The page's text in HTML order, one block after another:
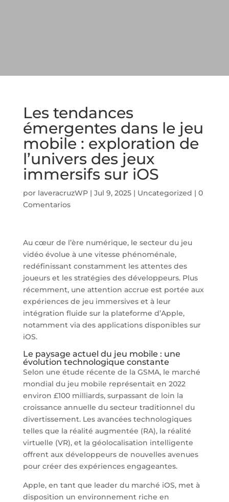
Les tendances
émergentes dans le jeu
mobile : exploration de
l’univers des jeux
immersifs sur iOS
por laveracruzWP| Jul 9, 2025| Uncategorized | 0
Comentarios
Au cœur de l’ère numérique, le secteur du jeu
vidéo évolue à une vitesse phénoménale,
redéfinissant constamment les attentes des
joueurs et les stratégies des développeurs. Plus
récemment, une attention accrue est portée aux
expériences de jeu immersives et à leur
intégration fluide sur la plateforme d’Apple,
notamment via des applications disponibles sur
iOS.
Le paysage actuel du jeu mobile : une
évolution technologique constante
Selon une étude récente de la GSMA, le marché
mondial du jeu mobile représentait en 2022
environ £100 milliards, surpassant de loin la
croissance annuelle du secteur traditionnel du
divertissement. Les avancées technologiques
telles que la réalité augmentée (RA), la réalité
virtuelle (VR), et la géolocalisation intelligente
offrent aux développeurs de nouvelles avenues
pour créer des expériences engageantes.
Apple, en tant que leader du marché iOS, met à
disposition un environnement riche en